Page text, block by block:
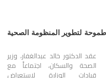
لتطوير المنظومة الصحية
عقد الدكتور خالد عبدالغفار، وزير
الصحة والسكان، اجتماعاً مع
قيادات الوزارة لاستعراض